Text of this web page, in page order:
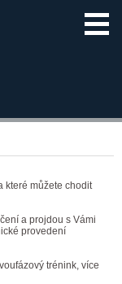
které můžete chodit
a projdou s Vámi
provedení
trénink, více